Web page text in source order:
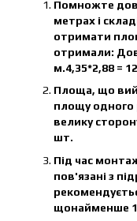
Помножте
метрах і
отримати
отримали:
м.4,35*2,88 =
Площа, що
площу одного
велику
шт.
Під час
пов'язані з
щонайменше 1